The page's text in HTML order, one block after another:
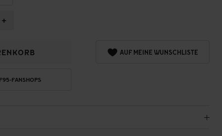
+
AUF MEINE WUNSCHLISTE
FANSHOPS